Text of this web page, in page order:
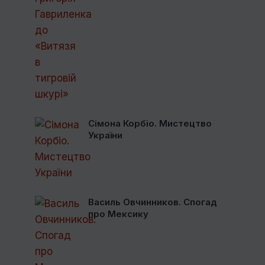
Сімона Корбіо. Мистецтво
України
Василь Овчинников. Спогад
про Мексику